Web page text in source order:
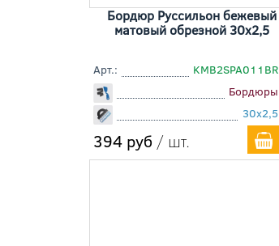
Бордюр Руссильон бежевый
матовый обрезной 30x2,5
Арт.:
KMB2SPA011BR
Бордюры
30x2,5
394 руб / шт.